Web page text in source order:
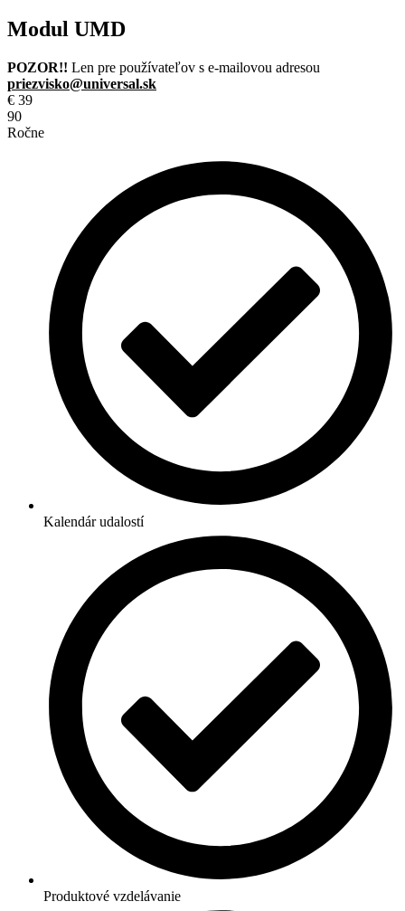
Modul UMD
POZOR!! Len pre používateľov s e-mailovou adresou
priezvisko@universal.sk
€ 39
90
Ročne
Kalendár udalostí
Produktové vzdelávanie